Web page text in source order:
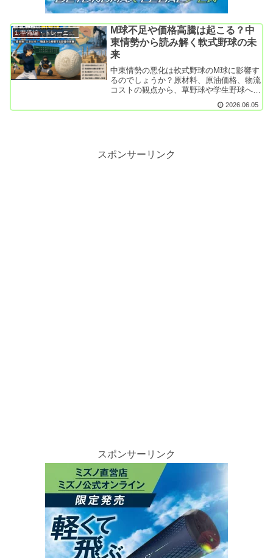
1.準備編・トレーニング
M球不足や価格高騰は起こる？中
東情勢から読み解く軟式野球の未
来
中東情勢の悪化は軟式野球のM球に影響す
るのでしょうか？原材料、原油価格、物流
コストの観点から、草野球や学生野球への
2026.06.05
スポンサーリンク
スポンサーリンク